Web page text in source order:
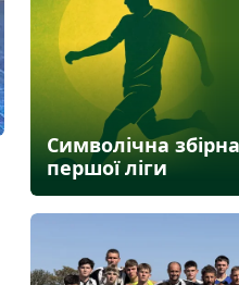
Символічна
першої ліги